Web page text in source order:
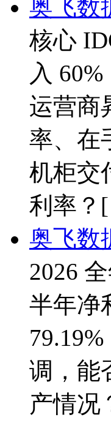
奥飞数
核心
入
运营商
率、在
机柜交
利率？
奥飞数
2026
半年净
调，能
产情况